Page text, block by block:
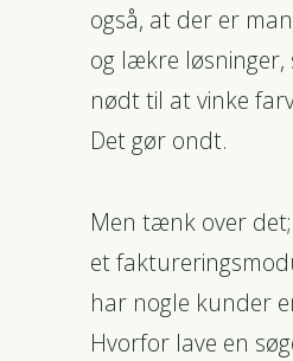
også, at der er
og lækre løsninger,
nødt til at vinke
Det gør ondt.
Men tænk over
et
har nogle kunder
Hvorfor lave en